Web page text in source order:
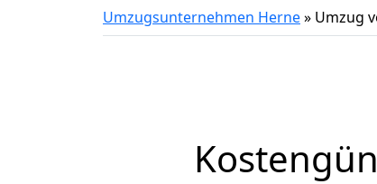
Umzugsunternehmen Herne» Umzug